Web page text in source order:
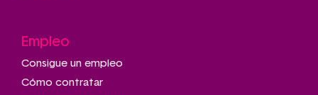
Empleo
Consigue un empleo
Cómo contratar